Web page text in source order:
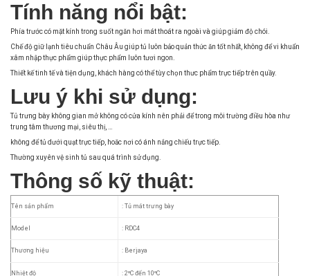
Tính năng nổi bật:
Phía trước có mặt kính trong suốt ngăn hơi mát thoát ra ngoài và giúp giảm độ chói.
Chế độ giữ lạnh tiêu chuẩn Châu Âu giúp tủ luôn bảo quản thức ăn tốt nhất, không để vi khuẩn
xâm nhập thực phẩm giúp thực phẩm luôn tươi ngon.
Thiết kế tinh tế và tiện dụng, khách hàng có thể tùy chọn thưc phẩm trực tiếp trên quầy.
Lưu ý khi sử dụng:
Tủ trưng bày không gian mở không có cửa kính nên phải để trong môi trường điều hòa như
trung tâm thương mại, siêu thị, …
không để tủ dưới quạt trực tiếp, hoăc nơi có ánh nắng chiếu trực tiếp.
Thường xuyên vệ sinh tủ sau quá trình sử dụng.
Thông số kỹ thuật:
Tên sản phẩm : Tủ mát trưng bày
Model : RDC4
Thương hiệu : Berjaya
Nhiệt độ : 2ºC đến 10ºC